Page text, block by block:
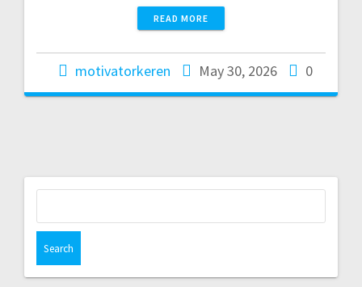
READ MORE
motivatorkeren May 30, 2026 0